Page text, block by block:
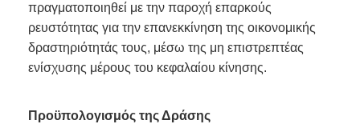
πραγματοποιηθεί με την παροχή επαρκούς
ρευστότητας για την επανεκκίνηση της οικονομικής
δραστηριότητάς τους, μέσω της μη επιστρεπτέας
ενίσχυσης μέρους του κεφαλαίου κίνησης.
Προϋπολογισμός της Δράσης